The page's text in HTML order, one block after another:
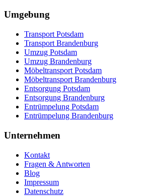
Umgebung
Transport Potsdam
Transport Brandenburg
Umzug Potsdam
Umzug Brandenburg
Möbeltransport Potsdam
Möbeltransport Brandenburg
Entsorgung Potsdam
Entsorgung Brandenburg
Entrümpelung Potsdam
Entrümpelung Brandenburg
Unternehmen
Kontakt
Fragen & Antworten
Blog
Impressum
Datenschutz